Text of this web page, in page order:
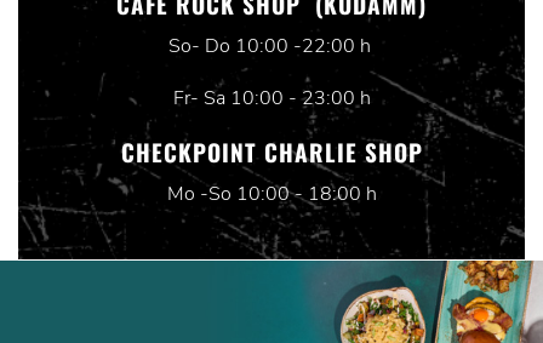
So- Do 10:00 -22:00 h
Fr- Sa 10:00 - 23:00 h
CHECKPOINT CHARLIE SHOP
Mo -So 10:00 - 18:00 h